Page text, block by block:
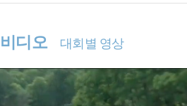
비디오 대회별 영상